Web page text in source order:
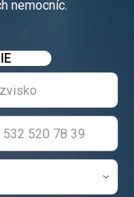
nemocníc.